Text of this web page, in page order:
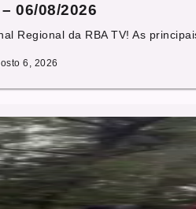
06/08/2026
Regional da RBA TV! As
6, 2026